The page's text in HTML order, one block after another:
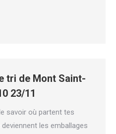
tri de Mont Saint-
23/11
savoir où partent tes
les emballages